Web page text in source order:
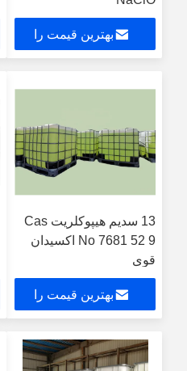
بهترین قیمت را
13 سدیم هیپوکلریت Cas
No 7681 52 9 اکسیدان
قوی
بهترین قیمت را